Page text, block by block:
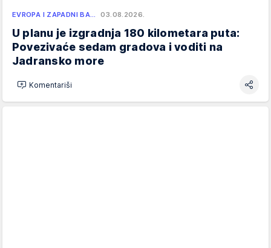
EVROPA I ZAPADNI BA… 03.08.2026.
U planu je izgradnja 180 kilometara puta:
Povezivaće sedam gradova i voditi na
Jadransko more
Komentariši